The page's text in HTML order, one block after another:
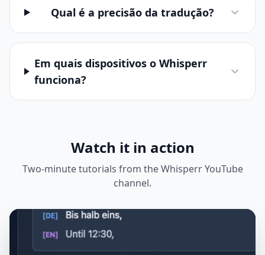
Qual é a precisão da tradução?
Em quais dispositivos o Whisperr
funciona?
Watch it in action
Two-minute tutorials from the Whisperr YouTube
channel.